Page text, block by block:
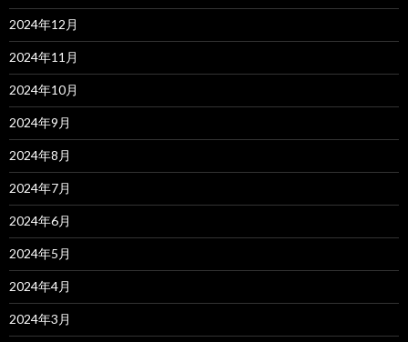
2024年12月
2024年11月
2024年10月
2024年9月
2024年8月
2024年7月
2024年6月
2024年5月
2024年4月
2024年3月